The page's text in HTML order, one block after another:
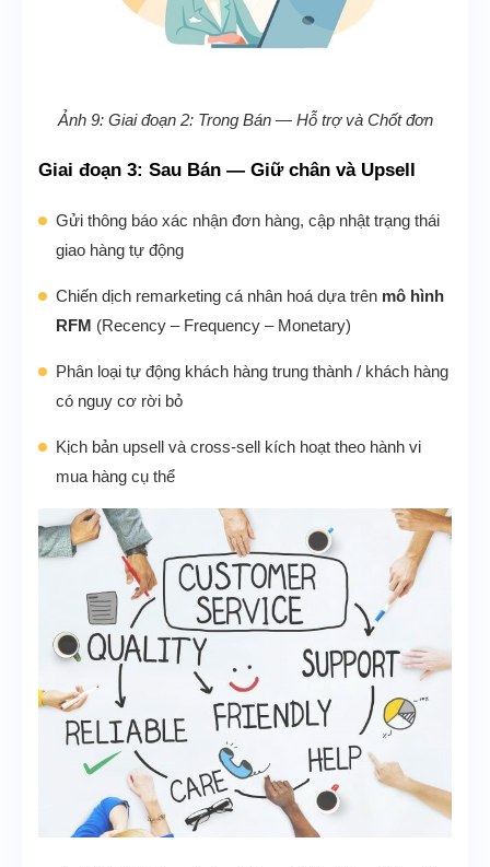
Ảnh 9: Giai đoạn 2: Trong Bán — Hỗ trợ và Chốt đơn
Giai đoạn 3: Sau Bán — Giữ chân và Upsell
Gửi thông báo xác nhận đơn hàng, cập nhật trạng thái
giao hàng tự động
Chiến dịch remarketing cá nhân hoá dựa trên mô hình
RFM (Recency – Frequency – Monetary)
Phân loại tự động khách hàng trung thành / khách hàng
có nguy cơ rời bỏ
Kịch bản upsell và cross-sell kích hoạt theo hành vi
mua hàng cụ thể